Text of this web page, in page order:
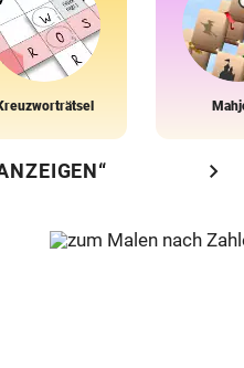
chevron_right